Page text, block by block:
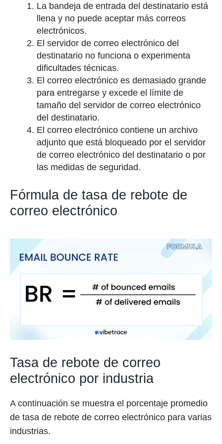
La bandeja de entrada del destinatario está
llena y no puede aceptar más correos
electrónicos.
El servidor de correo electrónico del
destinatario no funciona o experimenta
dificultades técnicas.
El correo electrónico es demasiado grande
para entregarse y excede el límite de
tamaño del servidor de correo electrónico
del destinatario.
El correo electrónico contiene un archivo
adjunto que está bloqueado por el servidor
de correo electrónico del destinatario o por
las medidas de seguridad.
Fórmula de tasa de rebote de
correo electrónico
Tasa de rebote de correo
electrónico por industria
A continuación se muestra el porcentaje promedio
de tasa de rebote de correo electrónico para varias
industrias.